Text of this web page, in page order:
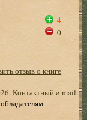
4
0
отзыв о книге
Контактный e-mail: